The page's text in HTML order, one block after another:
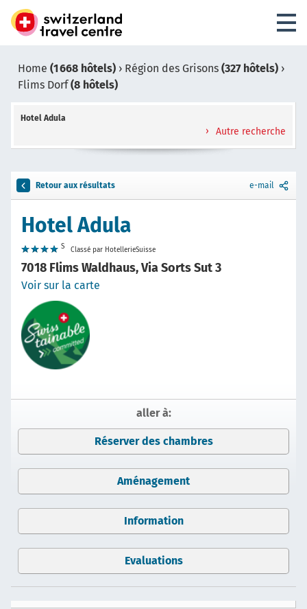
Home (1 668 hôtels) › Région des Grisons (327 hôtels) ›
Flims Dorf(8 hôtels)
Hotel Adula
Autre recherche
Retour aux résultats e-mail
Hotel Adula
S Classé par HotellerieSuisse
7018 Flims Waldhaus, Via Sorts Sut 3
Voir sur la carte
aller à:
Réserver des chambres
Aménagement
Information
Evaluations